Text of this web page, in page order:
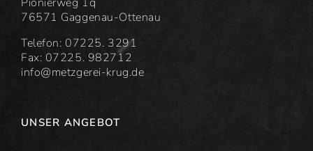
76571 Gaggenau-Ottenau
Telefon: 07225. 3291
Fax: 07225. 982712
info@metzgerei-krug.de
UNSER ANGEBOT